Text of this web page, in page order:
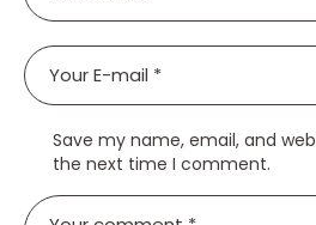
Save my name, email, and
the next time I comment.